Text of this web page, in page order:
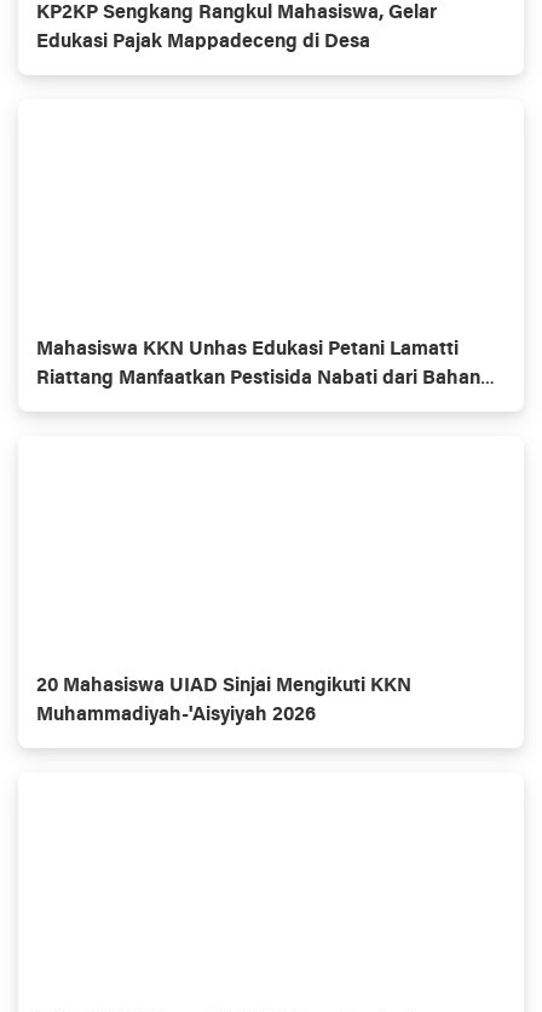
KP2KP Sengkang Rangkul Mahasiswa, Gelar
Edukasi Pajak Mappadeceng di Desa
Mahasiswa KKN Unhas Edukasi Petani Lamatti
Riattang Manfaatkan Pestisida Nabati dari Bahan
Alami
20 Mahasiswa UIAD Sinjai Mengikuti KKN
Muhammadiyah-'Aisyiyah 2026